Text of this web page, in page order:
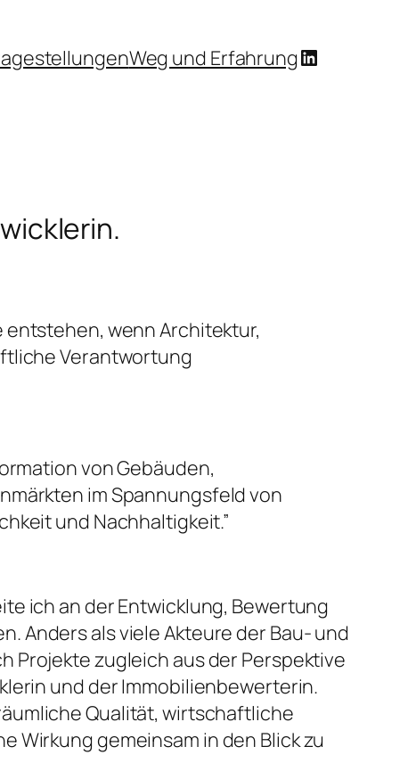
Weg und ErfahrungLinkedIn
wenn Architektur,
Verantwortung
von Gebäuden,
im Spannungsfeld von
und Nachhaltigkeit.”
ich an der Entwicklung, Bewertung
Anders als viele Akteure der Bau- und
Projekte zugleich aus der Perspektive
und der Immobilienbewerterin.
Qualität, wirtschaftliche
Wirkung gemeinsam in den Blick zu